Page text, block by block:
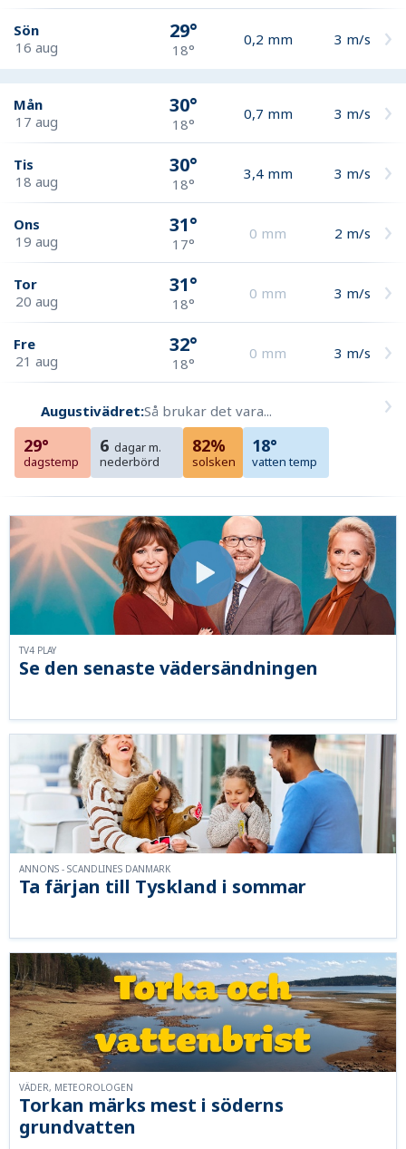
Sön
16 aug
29°
18°
0,2 mm 3 m/s
Mån
17 aug
30°
18°
0,7 mm 3 m/s
Tis
18 aug
30°
18°
3,4 mm 3 m/s
Ons
19 aug
31°
17°
0 mm 2 m/s
Tor
20 aug
31°
18°
0 mm 3 m/s
Fre
21 aug
32°
18°
0 mm 3 m/s
Augustivädret:Så brukar det vara...
29°
dagstemp
6 dagar m.
nederbörd
82%
solsken
18°
vatten temp
Se den senaste vädersändningen
TV4 PLAY
Ta färjan till Tyskland i sommar
ANNONS - SCANDLINES DANMARK
Torkan märks mest i söderns
grundvatten
VÄDER, METEOROLOGEN